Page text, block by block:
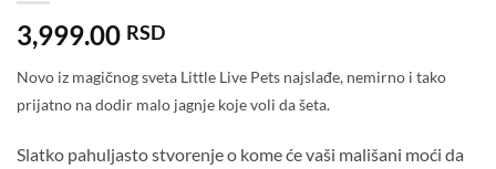
3,999.00 RSD
Novo iz magičnog sveta Little Live Pets najslađe, nemirno i tako
prijatno na dodir malo jagnje koje voli da šeta.
Slatko pahuljasto stvorenje o kome će vaši mališani moći da